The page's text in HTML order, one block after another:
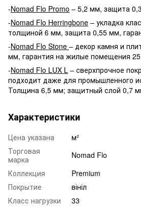
-Nomad Flo Promo – 5,2 мм, защита
-Nomad Flo Herringbone – укладка
толщиной 6 мм, защита 0,55 мм,
-Nomad Flo Stone – декор камня и
мм, гарантия на жилые помещения
-Nomad Flo LUX L – сверхпрочное
подходит даже для промышленного
Толщина 6,5 мм; защитный слой 0,7
Характеристики
Цена указана
м²
Торговая
марка
Nomad Flo
Коллекция
Premium
Покрытие
вініл
Класс нагрузки
33